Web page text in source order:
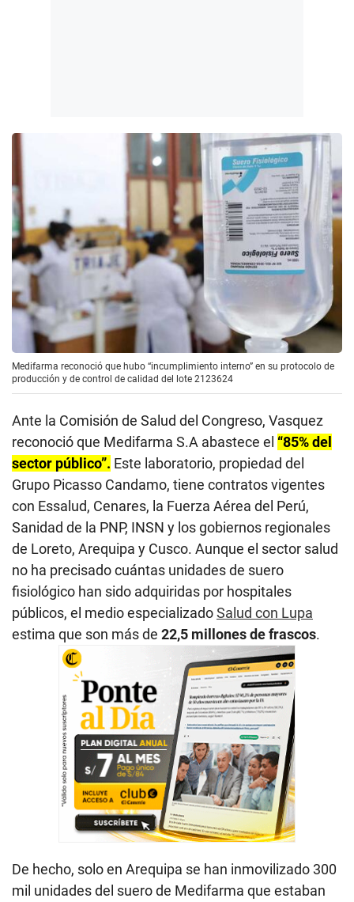
Medifarma reconoció que hubo “incumplimiento interno” en su protocolo de
producción y de control de calidad del lote 2123624
Ante la Comisión de Salud del Congreso, Vasquez
reconoció que Medifarma S.A abastece el “85% del
sector público”. Este laboratorio, propiedad del
Grupo Picasso Candamo, tiene contratos vigentes
con Essalud, Cenares, la Fuerza Aérea del Perú,
Sanidad de la PNP, INSN y los gobiernos regionales
de Loreto, Arequipa y Cusco. Aunque el sector salud
no ha precisado cuántas unidades de suero
fisiológico han sido adquiridas por hospitales
públicos, el medio especializadoSalud con Lupa
estima que son más de 22,5 millones de frascos.
De hecho, solo en Arequipa se han inmovilizado 300
mil unidades del suero de Medifarma que estaban